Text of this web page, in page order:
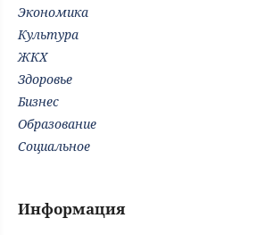
Экономика
Культура
ЖКХ
Здоровье
Бизнес
Образование
Социальное
Информация